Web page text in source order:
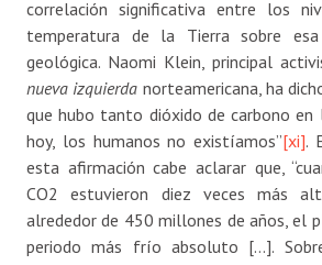
correlación significativa entre los
temperatura de la Tierra sobre
geológica. Naomi Klein, principal
nueva izquierda norteamericana, ha
que hubo tanto dióxido de carbono
hoy, los humanos no existíamos”[xi].
esta afirmación cabe aclarar que,
CO2 estuvieron diez veces más
alrededor de 450 millones de años, el
periodo más frío absoluto […].